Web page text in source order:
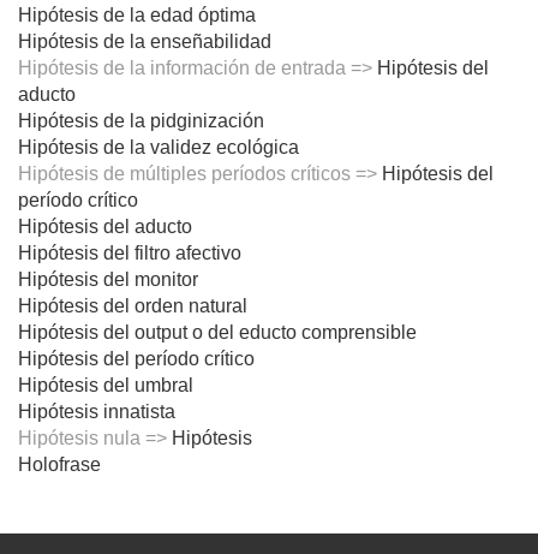
Hipótesis de la edad óptima
Hipótesis de la enseñabilidad
Hipótesis de la información de entrada => Hipótesis del
aducto
Hipótesis de la pidginización
Hipótesis de la validez ecológica
Hipótesis de múltiples períodos críticos => Hipótesis del
período crítico
Hipótesis del aducto
Hipótesis del filtro afectivo
Hipótesis del monitor
Hipótesis del orden natural
Hipótesis del output o del educto comprensible
Hipótesis del período crítico
Hipótesis del umbral
Hipótesis innatista
Hipótesis nula => Hipótesis
Holofrase